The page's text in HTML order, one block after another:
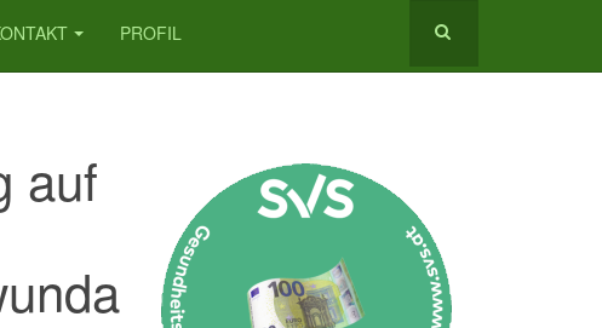
PROFIL
auf